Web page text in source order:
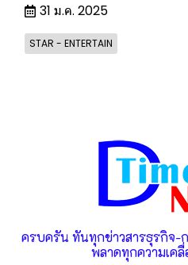
31 ม.ค. 2025
STAR - ENTERTAIN
ครบครัน ทันทุกข่าวสารธุรกิจ-
พลาดทุกความเค